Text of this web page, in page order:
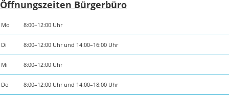
Öffnungszeiten Bürgerbüro
Mo 8:00–12:00 Uhr
Di 8:00–12:00 Uhr und 14:00–16:00 Uhr
Mi 8:00–12:00 Uhr
Do 8:00–12:00 Uhr und 14:00–18:00 Uhr